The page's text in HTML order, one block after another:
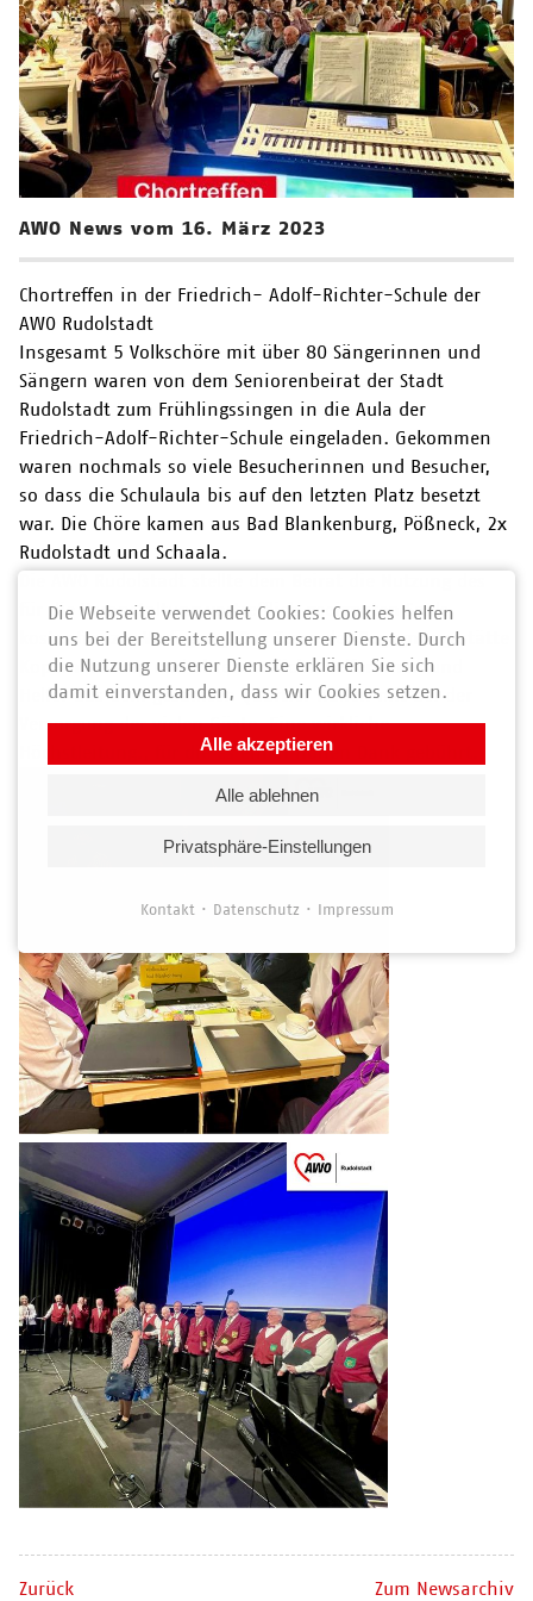
AWO News vom 16. März 2023
Chortreffen in der Friedrich- Adolf-Richter-Schule der
AWO Rudolstadt
Insgesamt 5 Volkschöre mit über 80 Sängerinnen und
Sängern waren von dem Seniorenbeirat der Stadt
Rudolstadt zum Frühlingssingen in die Aula der
Friedrich-Adolf-Richter-Schule eingeladen. Gekommen
waren nochmals so viele Besucherinnen und Besucher,
so dass die Schulaula bis auf den letzten Platz besetzt
war. Die Chöre kamen aus Bad Blankenburg, Pößneck, 2x
Rudolstadt und Schaala.
für die Veranstaltung vortrefflich geeigneten Saals,
kostenfrei zur Verfügung. Das Team der Begegnungsstätte
Kopernikusweg und ehrenamtliche Helferinnen und
Helfer aus dem gesamten Quartier halfen mit bei der
Versorgung der vielen Gäste. Eine wirkliche
Höchstleitung., für die es einen hohen Dank gebührt.
Zurück Zum Newsarchiv
Die Webseite verwendet Cookies: Cookies helfen
uns bei der Bereitstellung unserer Dienste. Durch
die Nutzung unserer Dienste erklären Sie sich
damit einverstanden, dass wir Cookies setzen.
Alle akzeptieren
Alle ablehnen
Privatsphäre-Einstellungen
Kontakt Datenschutz Impressum